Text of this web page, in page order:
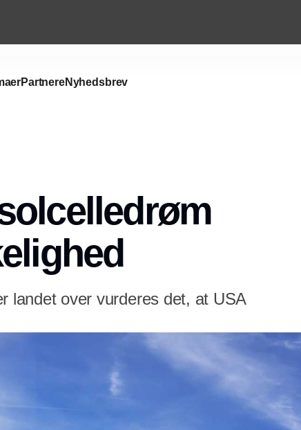
PartnereNyhedsbrev
landet over vurderes det, at USA